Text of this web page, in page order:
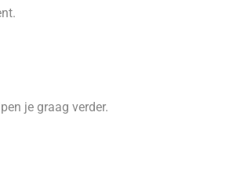
je graag verder.